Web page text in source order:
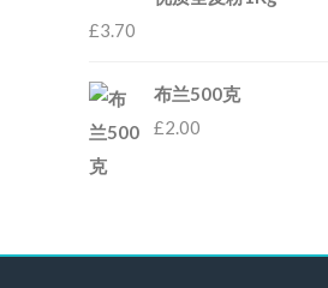
£3.70
布兰500克
£2.00